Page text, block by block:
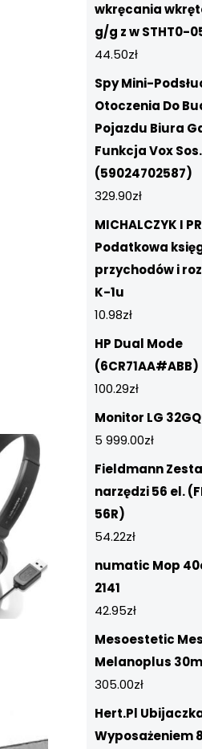
wkręcania
g/g z w STHT0-
44.50zł
Spy Mini-
Otoczenia Do
Pojazdu Biura
Funkcja Vox Sos.
(59024702587)
329.90zł
MICHALCZYK I
Podatkowa
przychodów i
K-1u
10.98zł
HP Dual Mode
(6CR71AA#ABB)
100.29zł
Monitor LG
5 999.00zł
Fieldmann
narzędzi 56 el.
56R)
54.22zł
numatic Mop
2141
42.95zł
Mesoestetic
Melanoplus
305.00zł
Hert.Pl
Wyposażeniem